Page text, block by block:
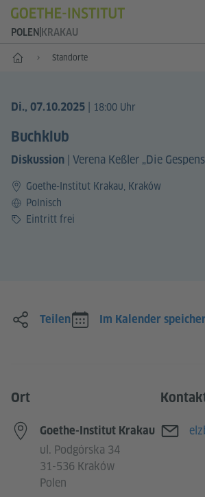
POLEN KRAKAU
Start Standorte
Di., 07.10.2025 18:00 Uhr
Buchklub
Diskussion | Verena Keßler „Die
Goethe-Institut Krakau, Kraków
SprachePolnisch
PreisEintritt frei
Teilen Im Kalender
Ort
Goethe-Institut Krakau
ul. Podgórska 34
31-536 Kraków
Polen
E-